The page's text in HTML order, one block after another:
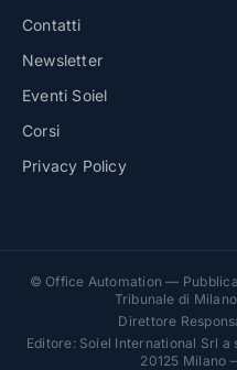
Contatti
Newsletter
Eventi Soiel
Corsi
Privacy Policy
© Office Automation —
Tribunale di
Direttore
Editore: Soiel International Srl
20125 Milano